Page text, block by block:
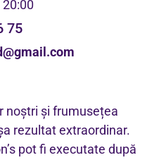
75
noștri și frumusețea
rezultat extraordinar.
pot fi executate după